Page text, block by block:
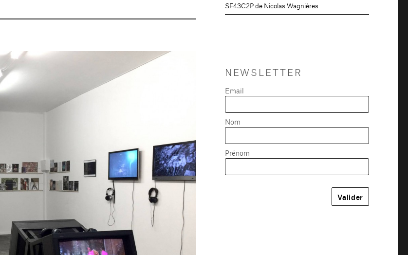
SF43C2P de Nicolas Wagnières
NEWSLETTER
Email
Nom
Prénom